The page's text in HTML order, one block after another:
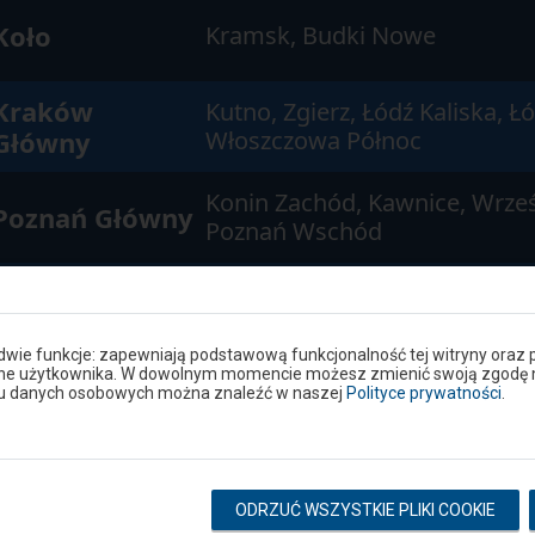
Kramsk, Budki Nowe
Kutno, Zgierz, Łódź Kaliska,
Włoszczowa Północ
Główny Konin Zachód, Kawnice,
Poznań Wschód
Centralna, Warszawa
Września, Poznań Główny,
funkcje: zapewniają podstawową funkcjonalność tej witryny oraz
użytkownika. W dowolnym momencie możesz zmienić swoją zgodę
osobowych można znaleźć w naszej Polityce prywatności
ODRZUĆ WSZYSTKIE PLIKI COOKIE